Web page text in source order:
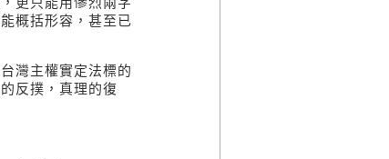
概括形容，甚至已
灣主權實定法標的
反撲，真理的復